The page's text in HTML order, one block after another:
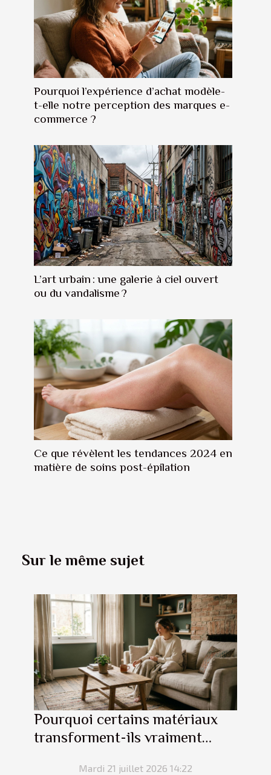
Pourquoi l’expérience d’achat modèle-
t-elle notre perception des marques e-
commerce ?
L’art urbain : une galerie à ciel ouvert
ou du vandalisme ?
Ce que révèlent les tendances 2024 en
matière de soins post-épilation
Sur le même sujet
Pourquoi certains matériaux
transforment-ils vraiment
Mardi 21 juillet 2026 14:22